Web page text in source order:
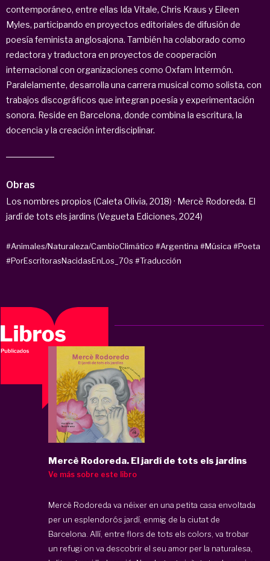
contemporáneo, entre ellas Ida Vitale, Chris Kraus y Eileen
Myles, participando en proyectos editoriales de difusión de
poesía feminista anglosajona. También ha colaborado como
redactora y traductora en proyectos de cooperación
internacional con organizaciones como Oxfam Intermón.
Paralelamente, desarrolla una carrera musical como solista, con
trabajos discográficos que integran poesía y experimentación
sonora. Reside en Barcelona, donde combina la escritura, la
docencia y la creación interdisciplinar.
Obras
Los nombres propios (Caleta Olivia, 2018) · Mercè Rodoreda. El
jardí de tots els jardins (Vegueta Ediciones, 2024)
#Animales/Naturaleza/CambioClimático #Argentina #Música #Poeta
#PorEscritorasNacidasEnLos_70s #Traducción
Mercè Rodoreda. El jardí de tots els jardins
Ve más sobre este libro
Mercè Rodoreda va néixer en una petita casa envoltada
per un esplendorós jardí, enmig de la ciutat de
Barcelona. Allí, entre flors de tots els colors, va trobar
un refugi on va descobrir el seu amor per la naturalesa,